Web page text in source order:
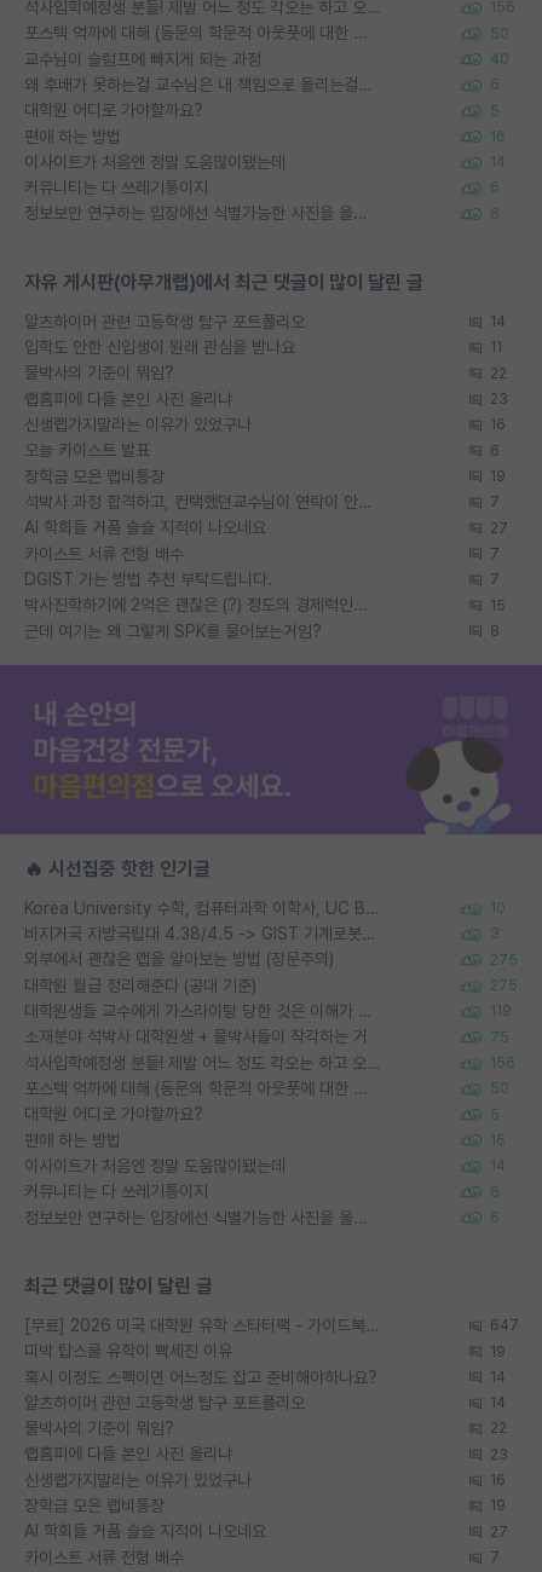
석사입학예정생 분들! 제발 어느 정도 각오는 하고 오세요. 156
포스텍 억까에 대해 (동문의 학문적 아웃풋에 대한 반박) 50
교수님이 슬럼프에 빠지게 되는 과정 40
왜 후배가 못하는걸 교수님은 내 책임으로 돌리는걸까요? 6
대학원 어디로 가야할까요? 5
편애 하는 방법 16
이사이트가 처음엔 정말 도움많이됐는데 14
커뮤니티는 다 쓰레기통이지 6
정보보안 연구하는 입장에선 식별가능한 사진을 올리는건 비추이긴함 6
자유 게시판(아무개랩)에서 최근 댓글이 많이 달린 글
알츠하이머 관련 고등학생 탐구 포트폴리오 14
입학도 안한 신입생이 원래 관심을 받나요 11
물박사의 기준이 뭐임? 22
랩홈피에 다들 본인 사진 올리냐 23
신생랩가지말라는 이유가 있었구나 16
오늘 카이스트 발표 6
장학금 모은 랩비통장 19
석박사 과정 합격하고, 컨택했던교수님이 연락이 안됩니다... 7
AI 학회들 거품 슬슬 지적이 나오네요 27
카이스트 서류 전형 배수 7
DGIST 가는 방법 추천 부탁드립니다. 7
박사진학하기에 2억은 괜찮은 (?) 정도의 경제력인가요 15
근데 여기는 왜 그렇게 SPK를 물어보는거임? 8
🔥 시선집중 핫한 인기글
Korea University 수학, 컴퓨터과학 이학사, UC Berkeley 산업공학 대학원 공학박사가 되는 것은 쉽지 않겠죠? 10
비지거국 지방국립대 4.38/4.5 -> GIST 기계로봇공학과 석사 3
외부에서 괜찮은 랩을 알아보는 방법 (장문주의) 275
대학원 월급 정리해준다 (공대 기준) 275
대학원생들 교수에게 가스라이팅 당한 것은 이해가 갑니다. 안타깝네요. 119
소재분야 석박사 대학원생 + 물박사들이 착각하는 거 75
석사입학예정생 분들! 제발 어느 정도 각오는 하고 오세요. 156
포스텍 억까에 대해 (동문의 학문적 아웃풋에 대한 반박) 50
대학원 어디로 가야할까요? 5
편애 하는 방법 16
이사이트가 처음엔 정말 도움많이됐는데 14
커뮤니티는 다 쓰레기통이지 6
정보보안 연구하는 입장에선 식별가능한 사진을 올리는건 비추이긴함 6
최근 댓글이 많이 달린 글
[무료] 2026 미국 대학원 유학 스타터팩 - 가이드북 & 합격자 컨택메일 템플릿 647
미박 탑스쿨 유학이 빡세진 이유 19
혹시 이정도 스펙이면 어느정도 잡고 준비해야하나요? 14
알츠하이머 관련 고등학생 탐구 포트폴리오 14
물박사의 기준이 뭐임? 22
랩홈피에 다들 본인 사진 올리냐 23
신생랩가지말라는 이유가 있었구나 16
장학금 모은 랩비통장 19
AI 학회들 거품 슬슬 지적이 나오네요 27
카이스트 서류 전형 배수 7